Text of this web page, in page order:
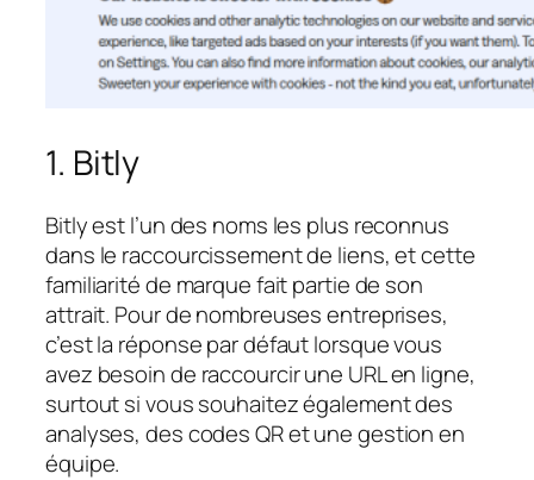
1. Bitly
Bitly est l’un des noms les plus reconnus
dans le raccourcissement de liens, et cette
familiarité de marque fait partie de son
attrait. Pour de nombreuses entreprises,
c’est la réponse par défaut lorsque vous
avez besoin de raccourcir une URL en ligne,
surtout si vous souhaitez également des
analyses, des codes QR et une gestion en
équipe.